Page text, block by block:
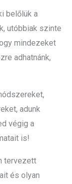
belőlük a
utóbbiak szinte
mindezeket
adhatnánk,
adunk
végig a
is!
tervezett
és olyan